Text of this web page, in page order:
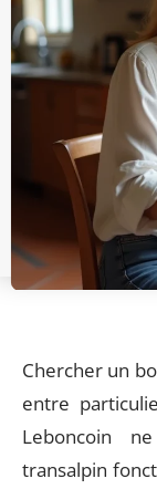
Chercher un
entre
Leboncoin
transalpin